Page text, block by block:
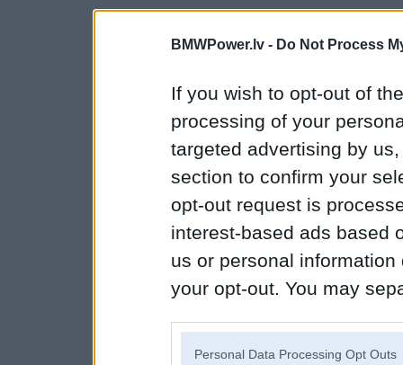
BMWPower.lv - Do Not Process
If you wish to opt-out of
processing of your
targeted advertising by
section to confirm your
opt-out request is
interest-based ads based
us or personal
your opt-out. You may
Personal Data Processing Opt Outs